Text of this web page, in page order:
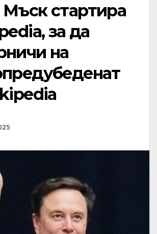
стартира
за да
на